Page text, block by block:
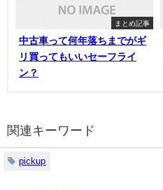
まとめ記事
中古車って何年落ちまでがギ
リ買ってもいいセーフライ
ン？
関連キーワード
pickup